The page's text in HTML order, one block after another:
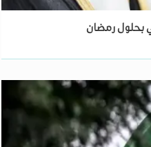
بحلول رمضان